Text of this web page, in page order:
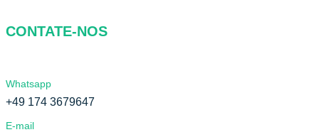
CONTATE-NOS
Whatsapp
+49 174 3679647
E-mail